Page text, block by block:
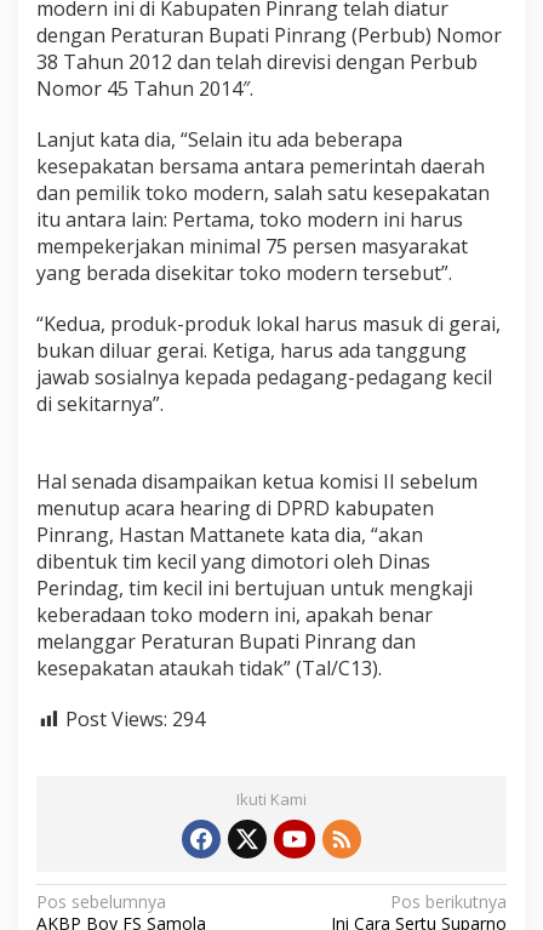
modern ini di Kabupaten Pinrang telah diatur
dengan Peraturan Bupati Pinrang (Perbub) Nomor
38 Tahun 2012 dan telah direvisi dengan Perbub
Nomor 45 Tahun 2014″.
Lanjut kata dia, “Selain itu ada beberapa
kesepakatan bersama antara pemerintah daerah
dan pemilik toko modern, salah satu kesepakatan
itu antara lain: Pertama, toko modern ini harus
mempekerjakan minimal 75 persen masyarakat
yang berada disekitar toko modern tersebut”.
“Kedua, produk-produk lokal harus masuk di gerai,
bukan diluar gerai. Ketiga, harus ada tanggung
jawab sosialnya kepada pedagang-pedagang kecil
di sekitarnya”.
Hal senada disampaikan ketua komisi II sebelum
menutup acara hearing di DPRD kabupaten
Pinrang, Hastan Mattanete kata dia, “akan
dibentuk tim kecil yang dimotori oleh Dinas
Perindag, tim kecil ini bertujuan untuk mengkaji
keberadaan toko modern ini, apakah benar
melanggar Peraturan Bupati Pinrang dan
kesepakatan ataukah tidak” (Tal/C13).
Post Views: 294
Ikuti Kami
N
Pos sebelumnya
AKBP Boy FS Samola
Pos berikutnya
Ini Cara Sertu Suparno